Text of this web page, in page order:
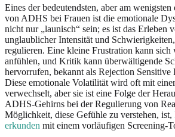
Eines der bedeutendsten, aber am
von ADHS bei Frauen ist die emotionale
nicht nur „launisch“ sein; es ist das Erleben
unglaublicher Intensität und
regulieren. Eine kleine Frustration kann sich
anfühlen, und Kritik kann überwältigende
hervorrufen, bekannt als Rejection
Diese emotionale Volatilität wird oft mit
verwechselt, aber sie ist eine Folge der
ADHS-Gehirns bei der Regulierung von
Möglichkeit, diese Gefühle zu verstehen, ist,
erkunden mit einem vorläufigen Screening-